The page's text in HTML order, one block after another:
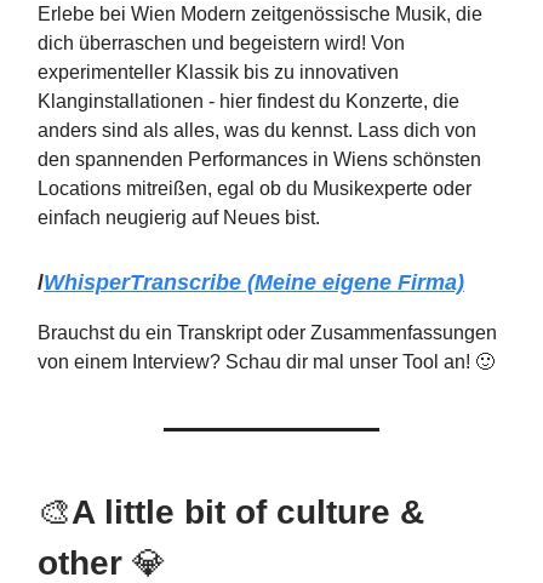
Erlebe bei Wien Modern zeitgenössische Musik, die
dich überraschen und begeistern wird! Von
experimenteller Klassik bis zu innovativen
Klanginstallationen - hier findest du Konzerte, die
anders sind als alles, was du kennst. Lass dich von
den spannenden Performances in Wiens schönsten
Locations mitreißen, egal ob du Musikexperte oder
einfach neugierig auf Neues bist.
/WhisperTranscribe (Meine eigene Firma)
Brauchst du ein Transkript oder Zusammenfassungen
von einem Interview? Schau dir mal unser Tool an! 🙂
🎨A little bit of culture &
other 💎